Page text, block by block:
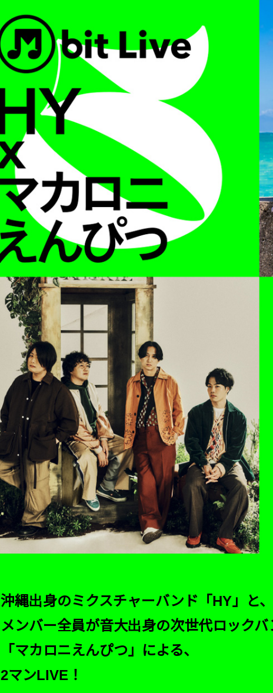
沖縄出⾝のミクスチャーバンド「HY」と
メンバー全員が⾳⼤出⾝の次世代ロックバ
「マカロニえんぴつ」による、
2マンLIVE！